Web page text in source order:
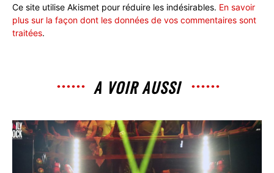
Ce site utilise Akismet pour réduire les indésirables. En savoir
plus sur la façon dont les données de vos commentaires sont
traitées.
A VOIR AUSSI